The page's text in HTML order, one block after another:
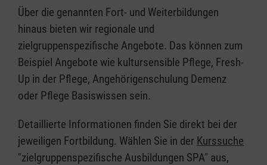
Über die genannten Fort- und Weiterbildungen
hinaus bieten wir regionale und
zielgruppenspezifische Angebote. Das können zum
Beispiel Angebote wie kultursensible Pflege, Fresh-
Up in der Pflege, Angehörigenschulung Demenz
oder Pflege Basiswissen sein.
Detaillierte Informationen finden Sie direkt bei der
jeweiligen Fortbildung. Wählen Sie in der Kurssuche
"zielgruppenspezifische Ausbildungen SPA" aus,